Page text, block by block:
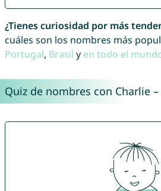
¿Tienes curiosidad por más
cuáles son los nombres más
Portugal, Brasil y en todo el
Quiz de nombres con Charlie –